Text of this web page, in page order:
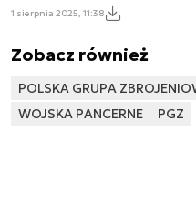
1 sierpnia 2025, 11:38
Zobacz również
POLSKA GRUPA
WOJSKA PANCERNE
PGZ